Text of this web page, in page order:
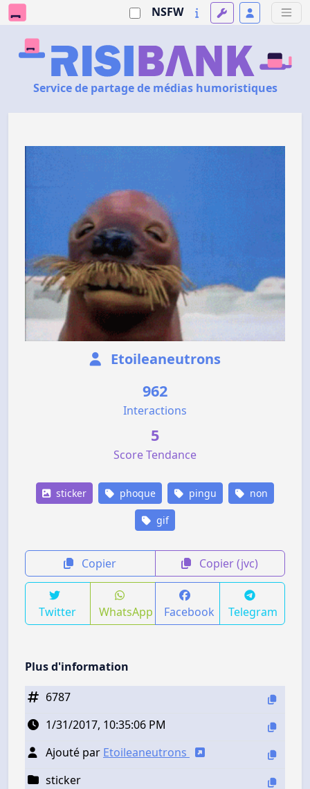
NSFW
Service de partage de médias humoristiques
Etoileaneutrons
962
Interactions
5
Score Tendance
sticker phoque pingu non
gif
Copier Copier (jvc)
Twitter WhatsApp Facebook Telegram
Plus d'information
6787
1/31/2017, 10:35:06 PM
Ajouté par Etoileaneutrons
sticker